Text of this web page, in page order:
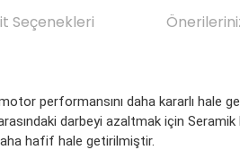
Seçenekleri
performansını daha kararlı hale
darbeyi azaltmak için
hafif hale getirilmiştir.